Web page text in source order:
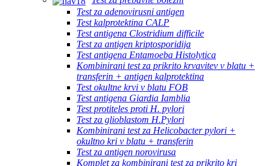
Test za adenovirusni antigen
Test kalprotektina CALP
Test antigena Clostridium difficile
Test za antigen kriptosporidija
Test antigena Entamoeba Histolytica
Kombinirani test za prikrito krvavitev v blatu +
transferin + antigen kalprotektina
Test okultne krvi v blatu FOB
Test antigena Giardia Iamblia
Test protiteles proti H. pylori
Test za glioblastom H.Pylori
Kombinirani test za Helicobacter pylori +
okultno kri v blatu + transferin
Test za antigen norovirusa
Komplet za kombinirani test za prikrito kri